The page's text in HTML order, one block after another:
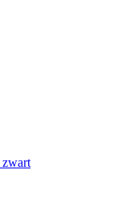
zwart